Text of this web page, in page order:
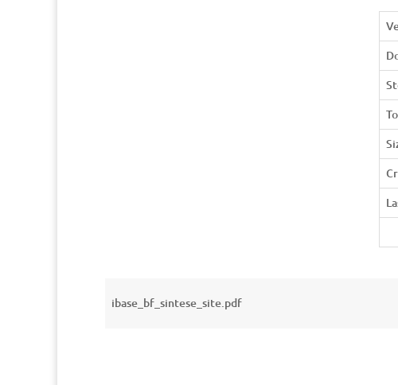
ibase_bf_sintese_site.pdf